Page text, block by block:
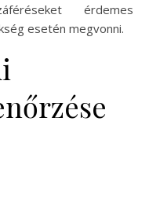
érdemes
esetén megvonni.